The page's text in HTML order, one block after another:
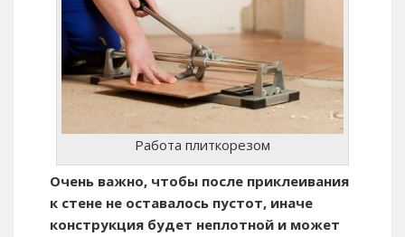
Работа плиткорезом
Очень важно, чтобы после приклеивания
к стене не оставалось пустот, иначе
конструкция будет неплотной и может